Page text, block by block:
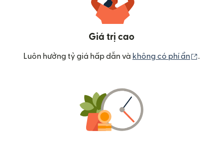
Giá trị cao
Luôn hưởng tỷ giá hấp dẫn và không có phí ẩn .